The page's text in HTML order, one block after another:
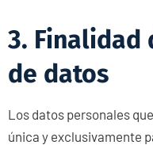
3.
de datos
Los datos personales
única y exclusivamente